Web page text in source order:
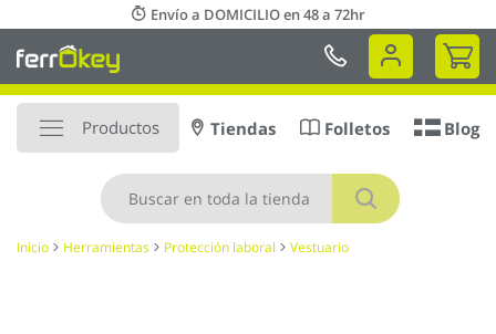
al
contenido
Envío a DOMICILIO en 48 a 72hr
Mi
Productos
Buscar
Tiendas Folletos Blog
Inicio Herramientas Protección laboral Vestuario